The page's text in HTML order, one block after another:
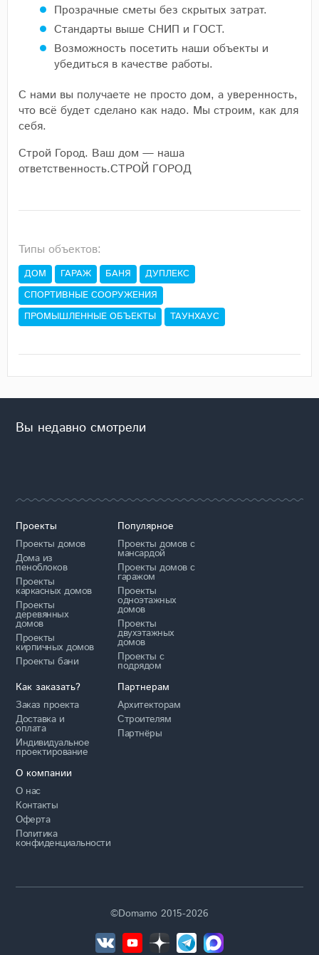
Прозрачные сметы без скрытых затрат.
Стандарты выше СНИП и ГОСТ.
Возможность посетить наши объекты и
убедиться в качестве работы.
С нами вы получаете не просто дом, а уверенность,
что всё будет сделано как надо. Мы строим, как для
себя.
Строй Город. Ваш дом — наша
ответственность.СТРОЙ ГОРОД
Типы объектов:
ДОМ ГАРАЖ БАНЯ
ДУПЛЕКС
СПОРТИВНЫЕ СООРУЖЕНИЯ
ПРОМЫШЛЕННЫЕ ОБЪЕКТЫ
ТАУНХАУС
Вы недавно смотрели
Проекты
Проекты домов
Дома из
пеноблоков
Проекты
каркасных домов
Проекты
деревянных
домов
Проекты
кирпичных домов
Проекты бани
Популярное
Проекты домов с
мансардой
Проекты домов с
гаражом
Проекты
одноэтажных
домов
Проекты
двухэтажных
домов
Проекты с
подрядом
Как заказать?
Заказ проекта
Доставка и
оплата
Индивидуальное
проектирование
Партнерам
Архитекторам
Строителям
Партнёры
О компании
О нас
Контакты
Оферта
Политика
конфиденциальности
©Domamo 2015-2026